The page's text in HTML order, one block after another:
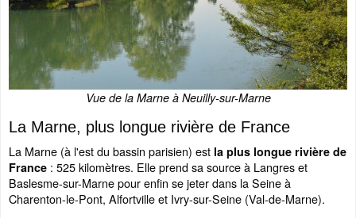
Vue de la Marne à Neuilly-sur-Marne
La Marne, plus longue rivière de France
La Marne (à l'est du bassin parisien) est la plus longue rivière de
France : 525 kilomètres. Elle prend sa source à Langres et
Baslesme-sur-Marne pour enfin se jeter dans la Seine à
Charenton-le-Pont, Alfortville et Ivry-sur-Seine (Val-de-Marne).